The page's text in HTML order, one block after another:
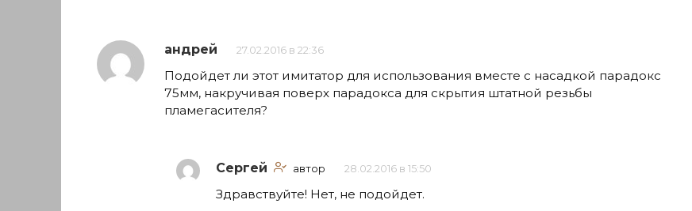
андрей 27.02.2016 в 22:36
Подойдет ли этот имитатор для использования вместе с насадкой парадокс
75мм, накручивая поверх парадокса для скрытия штатной резьбы
пламегасителя?
Сергей автор 28.02.2016 в 15:50
Здравствуйте! Нет, не подойдет.